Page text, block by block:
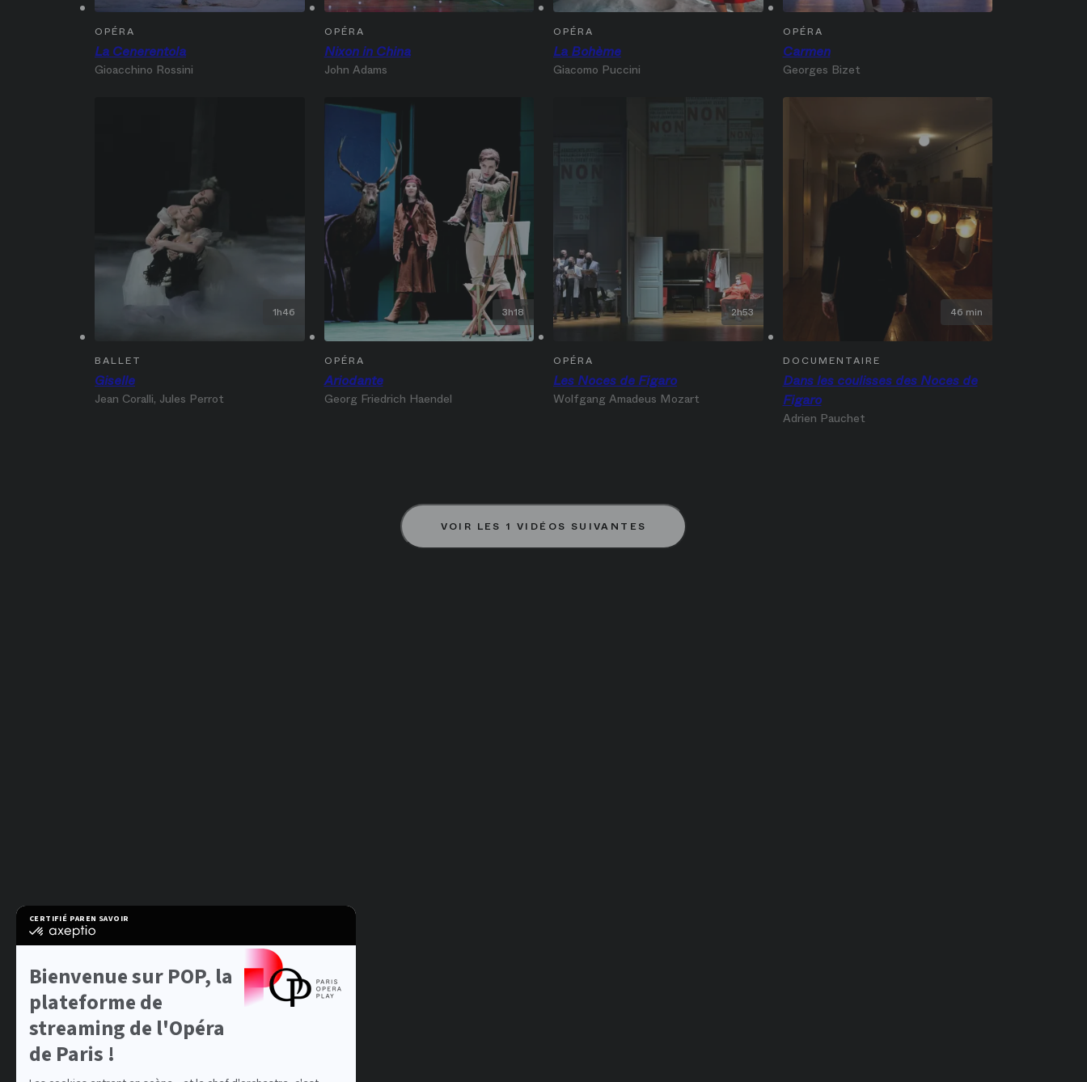
CERTIFIÉ PAR EN SAVOIR PLUS SUR
certifié
En
savoir
plus
sur
Axeptio
Bienvenue sur POP, la
plateforme de
streaming de l'Opéra
de Paris !
La Cenerentola
OPÉRA
Gioacchino Rossini
Nixon in China
OPÉRA
John Adams
La Bohème
OPÉRA
Giacomo Puccini
Carmen
OPÉRA
Georges Bizet
Giselle
BALLET
Jean Coralli, Jules Perrot
1h46
Ariodante
OPÉRA
Georg Friedrich Haendel
3h18
Les Noces de Figaro
OPÉRA
Wolfgang Amadeus Mozart
2h53
Dans les coulisses des Noces de
Figaro
DOCUMENTAIRE
Adrien Pauchet
46 min
VOIR LES 1 VIDÉOS SUIVANTES